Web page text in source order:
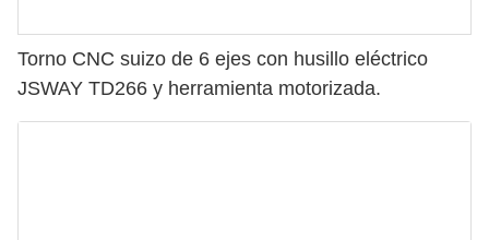
Torno CNC suizo de 6 ejes con husillo eléctrico
JSWAY TD266 y herramienta motorizada.